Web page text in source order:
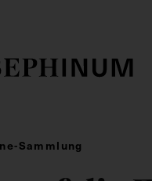
Sammlung